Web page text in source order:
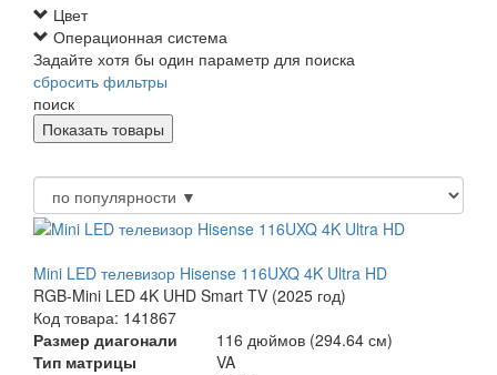
Цвет
Операционная система
Задайте хотя бы один параметр для поиска
сбросить фильтры
поиск
Mini LED телевизор Hisense 116UXQ 4K Ultra HD
RGB-Mini LED 4K UHD Smart TV (2025 год)
Код товара: 141867
Размер диагонали
116 дюймов (294.64 см)
Тип матрицы
VA